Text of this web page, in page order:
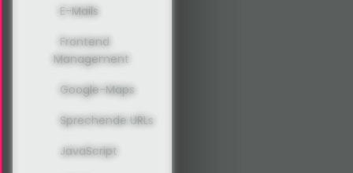
E-Mails
Frontend
Management
Google-Maps
Sprechende URLs
JavaScript